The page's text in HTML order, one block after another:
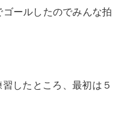
ールしたのでみんな拍
したところ、最初は５